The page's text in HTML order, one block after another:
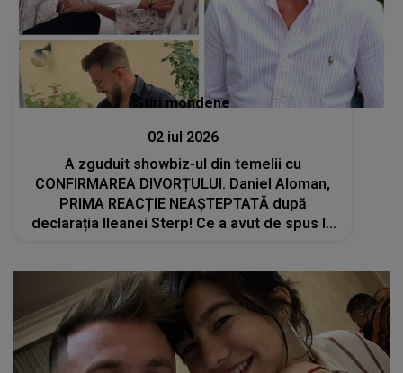
Stiri mondene
02 iul 2026
A zguduit showbiz-ul din temelii cu
CONFIRMAREA DIVORȚULUI. Daniel Aloman,
PRIMA REACȚIE NEAȘTEPTATĂ după
declarația Ileanei Sterp! Ce a avut de spus la